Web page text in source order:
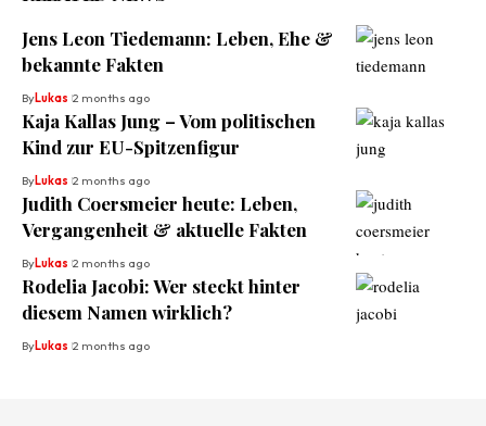
Jens Leon Tiedemann: Leben, Ehe &
bekannte Fakten
ByLukas 2 months ago
Kaja Kallas Jung – Vom politischen
Kind zur EU-Spitzenfigur
ByLukas 2 months ago
Judith Coersmeier heute: Leben,
Vergangenheit & aktuelle Fakten
ByLukas 2 months ago
Rodelia Jacobi: Wer steckt hinter
diesem Namen wirklich?
ByLukas 2 months ago